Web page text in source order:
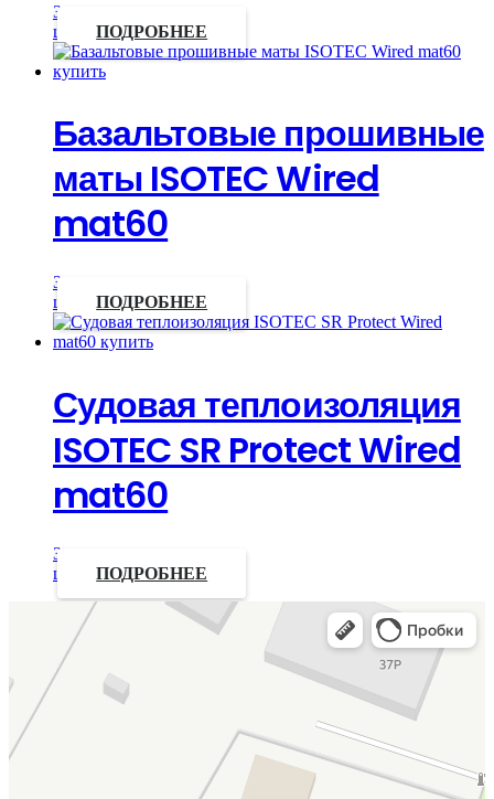
Запросить
цену
ПОДРОБНЕЕ
Базальтовые прошивные
маты ISOTEC Wired
mat60
Запросить
цену
ПОДРОБНЕЕ
Судовая теплоизоляция
ISOTEC SR Protect Wired
mat60
Запросить
цену
ПОДРОБНЕЕ